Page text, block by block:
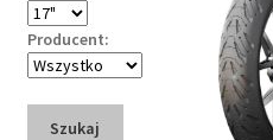
Producent:
Szukaj